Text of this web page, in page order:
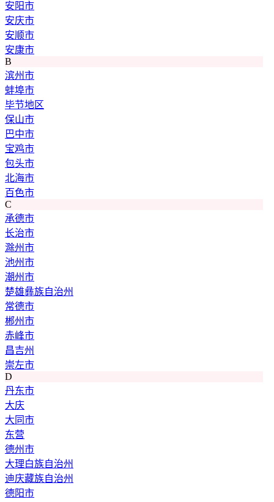
安阳市
安庆市
安顺市
安康市
B
滨州市
蚌埠市
毕节地区
保山市
巴中市
宝鸡市
包头市
北海市
百色市
C
承德市
长治市
滁州市
池州市
潮州市
楚雄彝族自治州
常德市
郴州市
赤峰市
昌吉州
崇左市
D
丹东市
大庆
大同市
东营
德州市
大理白族自治州
迪庆藏族自治州
德阳市